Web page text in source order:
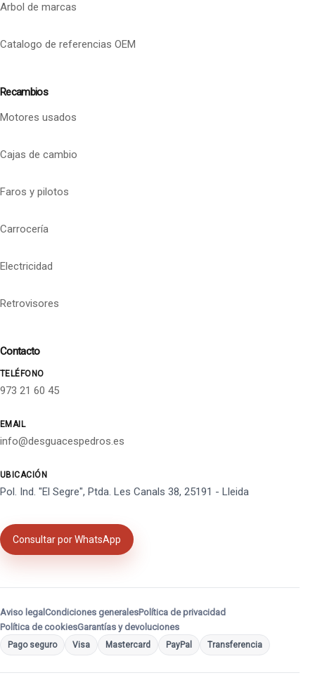
Arbol de marcas
Catalogo de referencias OEM
Recambios
Motores usados
Cajas de cambio
Faros y pilotos
Carrocería
Electricidad
Retrovisores
Contacto
TELÉFONO
973 21 60 45
EMAIL
info@desguacespedros.es
UBICACIÓN
Pol. Ind. "El Segre", Ptda. Les Canals 38, 25191 - Lleida
Consultar por WhatsApp
Aviso legal Condiciones generalesPolítica de privacidad
Política de cookiesGarantías y devoluciones
Pago seguro Visa Mastercard PayPal Transferencia